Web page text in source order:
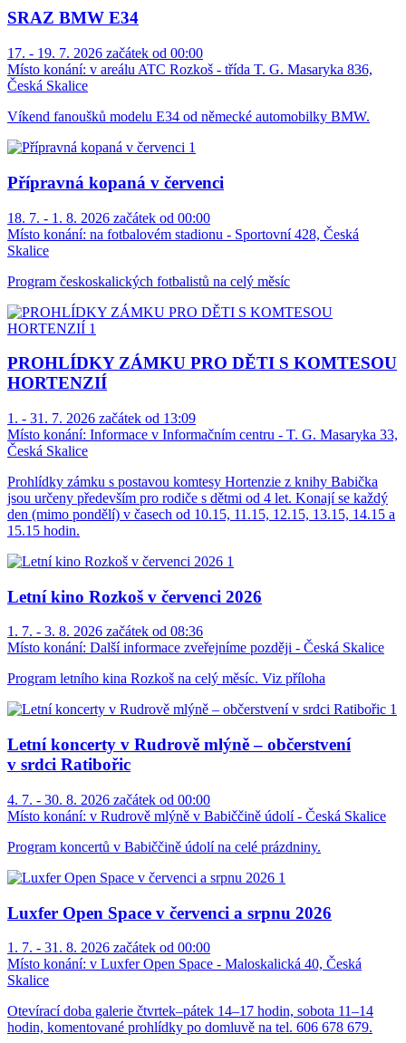
SRAZ BMW E34
17. - 19. 7. 2026 začátek od 00:00
Místo konání: v areálu ATC Rozkoš - třída T. G. Masaryka 836,
Česká Skalice
Víkend fanoušků modelu E34 od německé automobilky BMW.
Přípravná kopaná v červenci
18. 7. - 1. 8. 2026 začátek od 00:00
Místo konání: na fotbalovém stadionu - Sportovní 428, Česká
Skalice
Program českoskalických fotbalistů na celý měsíc
PROHLÍDKY ZÁMKU PRO DĚTI S KOMTESOU
HORTENZIÍ
1. - 31. 7. 2026 začátek od 13:09
Místo konání: Informace v Informačním centru - T. G. Masaryka 33,
Česká Skalice
Prohlídky zámku s postavou komtesy Hortenzie z knihy Babička
jsou určeny především pro rodiče s dětmi od 4 let. Konají se každý
den (mimo pondělí) v časech od 10.15, 11.15, 12.15, 13.15, 14.15 a
15.15 hodin.
Letní kino Rozkoš v červenci 2026
1. 7. - 3. 8. 2026 začátek od 08:36
Místo konání: Další informace zveřejníme později - Česká Skalice
Program letního kina Rozkoš na celý měsíc. Viz příloha
Letní koncerty v Rudrově mlýně – občerstvení
v srdci Ratibořic
4. 7. - 30. 8. 2026 začátek od 00:00
Místo konání: v Rudrově mlýně v Babiččině údolí - Česká Skalice
Program koncertů v Babiččině údolí na celé prázdniny.
Luxfer Open Space v červenci a srpnu 2026
1. 7. - 31. 8. 2026 začátek od 00:00
Místo konání: v Luxfer Open Space - Maloskalická 40, Česká
Skalice
Otevírací doba galerie čtvrtek–pátek 14–17 hodin, sobota 11–14
hodin, komentované prohlídky po domluvě na tel. 606 678 679.